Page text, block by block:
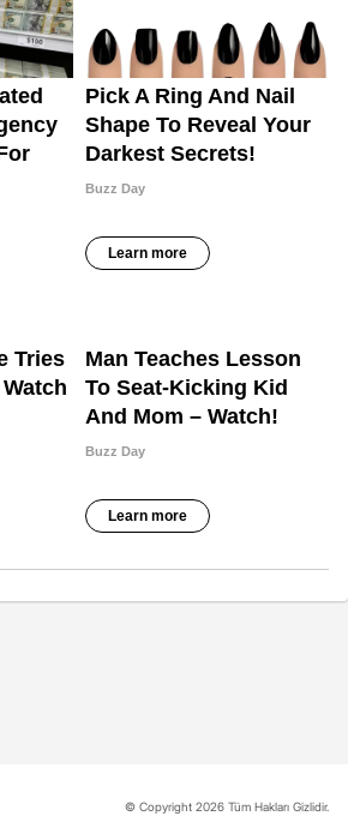
© Copyright 2026 Tüm Hakları Gizlidir.